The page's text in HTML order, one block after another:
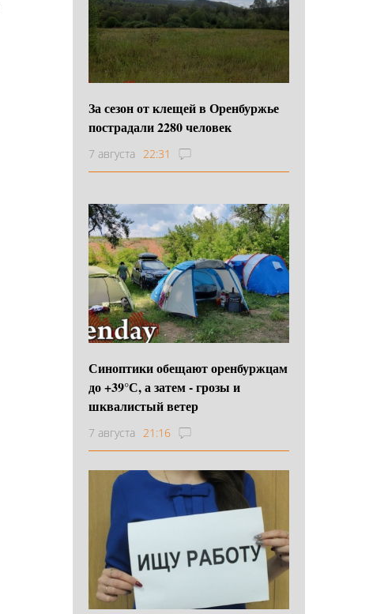
За сезон от клещей в Оренбуржье
пострадали 2280 человек
7 августа 22:31
Синоптики обещают оренбуржцам
до +39°С, а затем - грозы и
шквалистый ветер
7 августа 21:16